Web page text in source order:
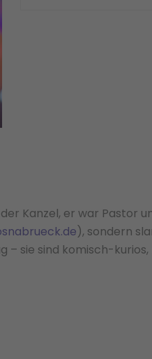
Kanzel, er war Pastor
), sondern
– sie sind komisch-